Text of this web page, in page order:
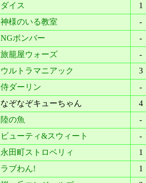
ダイス
1
神様のいる教室
-
NGボンバー
-
旅籠屋ウォーズ
-
ウルトラマニアック
3
侍ダーリン
-
なぞなぞキューちゃん
4
陸の魚
-
ビューティ&スウィート
-
永田町ストロベリィ
1
ラブわん!
1